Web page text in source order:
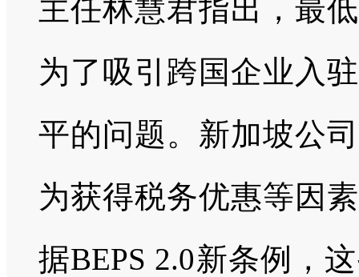
主任林慧君指出，最
为了吸引跨国企业入
平的问题。新加坡公
为获得税务优惠等因
据BEPS 2.0新条例，